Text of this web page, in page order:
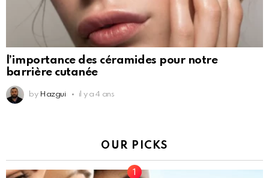
l’importance des céramides pour notre
barrière cutanée
by Hazgui il y a 4 ans
OUR PICKS